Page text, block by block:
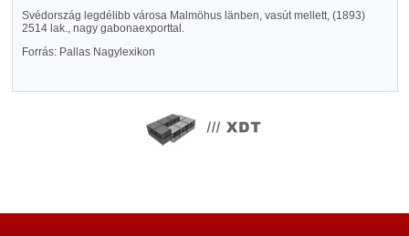
Svédország legdélibb városa Malmöhus länben, vasút mellett, (1893)
2514 lak., nagy gabonaexporttal.
Forrás: Pallas Nagylexikon